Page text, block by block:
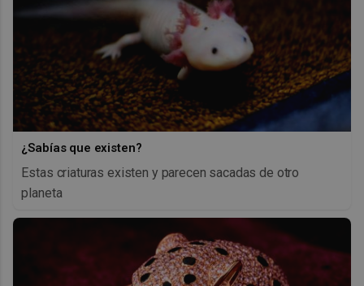
¿Sabías que existen?
Estas criaturas existen y parecen sacadas de otro
planeta